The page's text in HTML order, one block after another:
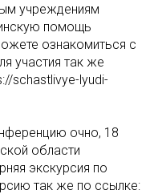
учреждениям
помощь
ознакомиться с
участия так же
schastlivye-lyudi-
очно, 18
области
экскурсия по
так же по ссылке: